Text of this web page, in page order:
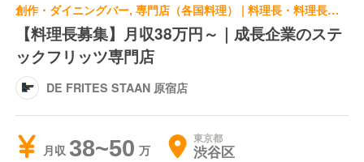
創作・ダイニングバー, 専門店（各国料理） | 料理長・料理長候補 | DE FRITES STAAN 原宿店
【料理長募集】月収38万円～｜成長企業のステ
ックフリッツ専門店
DE FRITES STAAN 原宿店
月収 38~50 東京都
渋谷区